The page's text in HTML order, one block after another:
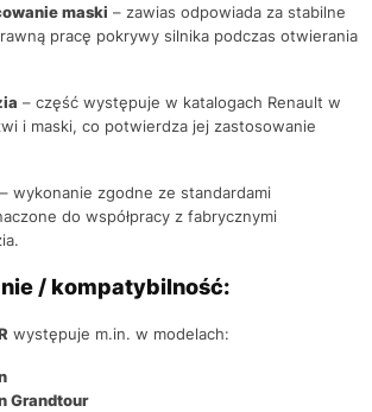
maski – zawias odpowiada za stabilne
pracę pokrywy silnika podczas otwierania
– część występuje w katalogach Renault w
i maski, co potwierdza jej zastosowanie
wykonanie zgodne ze standardami
do współpracy z fabrycznymi
/ kompatybilność:
występuje m.in. w modelach:
Grandtour